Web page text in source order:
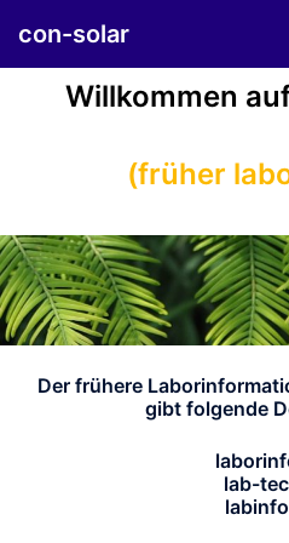
Inhalt
con-solar
Willkommen
(früher
Der frühere
gibt folgende
lab-